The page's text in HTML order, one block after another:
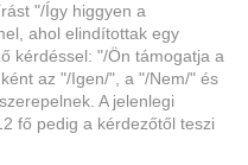
"/Így higgyen a
ahol elindítottak egy
kérdéssel: "/Ön támogatja a
az "/Igen/", a "/Nem/" és
A jelenlegi
fő pedig a kérdezőtől teszi